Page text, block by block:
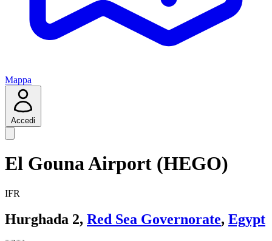
Mappa
Accedi
El Gouna Airport (HEGO)
IFR
Hurghada 2, Red Sea Governorate, Egypt